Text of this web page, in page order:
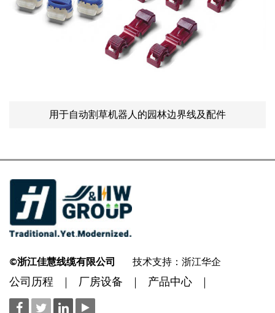
用于自动割草机器人的园林边界线及配件
©浙江佳慧线缆有限公司 技术支持：浙江华企
公司历程 厂房设备 产品中心